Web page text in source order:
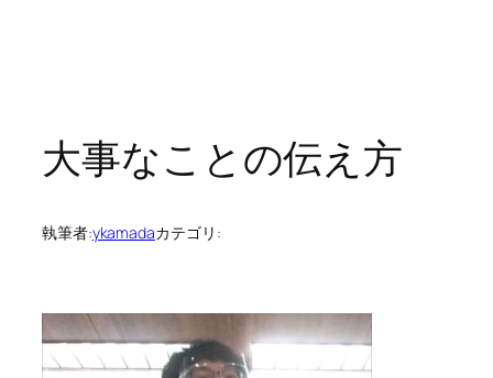
大事なことの伝え方
執筆者:ykamadaカテゴリ: